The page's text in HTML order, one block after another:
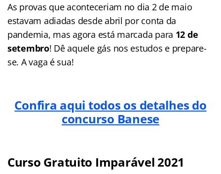
As provas que aconteceriam no dia 2 de maio
estavam adiadas desde abril por conta da
pandemia, mas agora está marcada para 12 de
setembro! Dê aquele gás nos estudos e prepare-
se. A vaga é sua!
Confira aqui todos os detalhes do
concurso Banese
Curso Gratuito Imparável 2021